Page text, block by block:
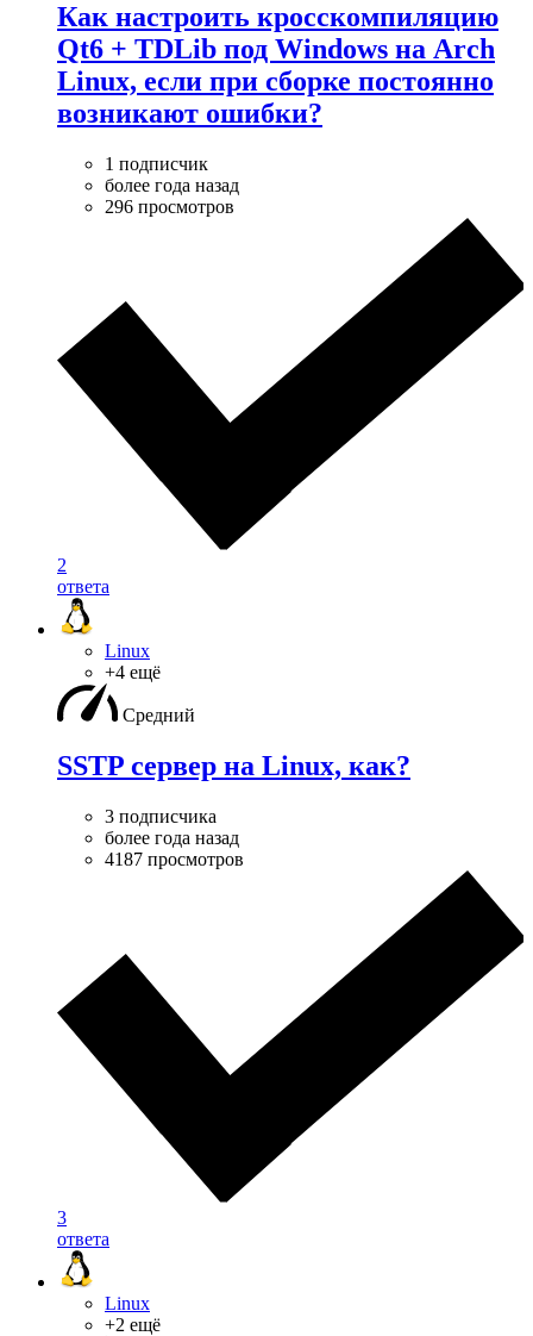
Как настроить кросскомпиляцию
Qt6 + TDLib под Windows на Arch
Linux, если при сборке постоянно
возникают ошибки?
1 подписчик
более года назад
296 просмотров
2
ответа
Linux
+4 ещё
Средний
SSTP сервер на Linux, как?
3 подписчика
более года назад
4187 просмотров
3
ответа
Linux
+2 ещё